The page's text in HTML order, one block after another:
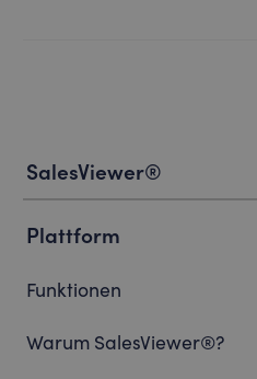
SalesViewer®
Plattform
Funktionen
Warum SalesViewer®?